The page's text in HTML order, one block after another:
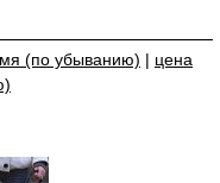
(по убыванию) | цена